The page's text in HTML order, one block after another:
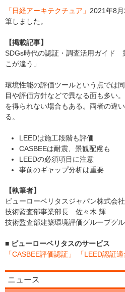
「日経アーキテクチュア」 2021年8
筆しました。
【掲載記事】
SDGs時代の認証・調査活用ガイド
こが違う」
環境性能の評価ツールという点では
目や評価方針などで異なる面も多い
を得られない場合もある。両者の違
る。
LEEDは施工段階も評価
CASBEEは耐震、景観配慮も
LEEDの必須項目に注意
事前のギャップ分析は重要
【執筆者】
ビューローベリタスジャパン株式会社
技術監査部事業部長 佐々木 輝
技術監査部建築環境評価グループグ
■ ビューローベリタスのサービス
「CASBEE評価認証」
「LEED認証適
ニュース